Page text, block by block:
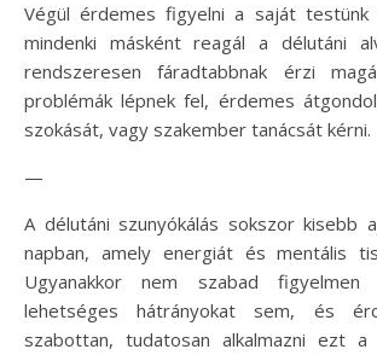
Végül érdemes figyelni a saját testünk
mindenki másként reagál a délutáni
rendszeresen fáradtabbnak érzi
problémák lépnek fel, érdemes
szokását, vagy szakember tanácsát kérni.
—
A délutáni szunyókálás sokszor kisebb
napban, amely energiát és mentális
Ugyanakkor nem szabad
lehetséges hátrányokat sem, és
szabottan, tudatosan alkalmazni ezt